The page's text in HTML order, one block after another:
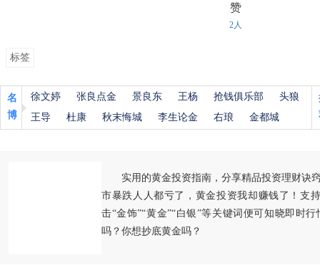
赞
2人
标签
名
博
徐文婷 张良点金 景良东 王杨 抢钱俱乐部
头狼
王导
杜康 秋末悔城 李生论金 右琅 金都城
实用的黄金投资指南，分享精品投资理财诀
市暴跌人人都亏了，黄金投资我却赚钱了！支
击“金饰”“黄金”“白银”等关键词便可知晓即时
吗？你想抄底黄金吗？